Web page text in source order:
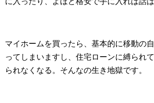
マイホームを買ったら、基本的に移動の
ってしまいますし、住宅ローンに縛られ
られなくなる。そんなの生き地獄です。